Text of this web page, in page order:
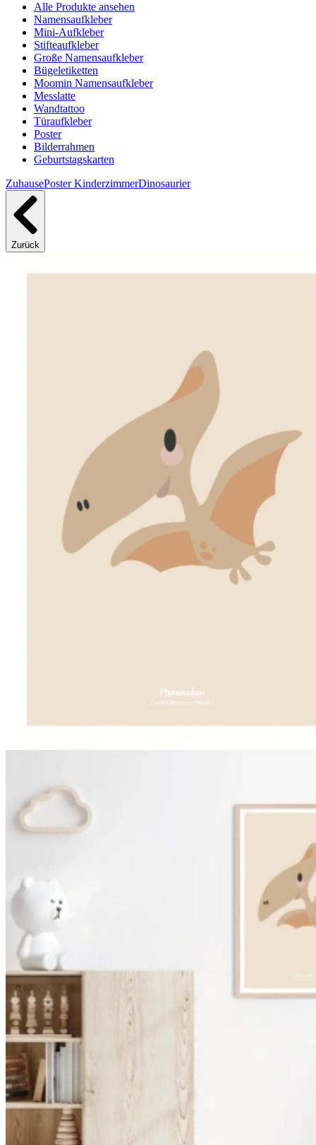
Alle Produkte ansehen
Namensaufkleber
Mini-Aufkleber
Stifteaufkleber
Große Namensaufkleber
Bügeletiketten
Moomin Namensaufkleber
Messlatte
Wandtattoo
Türaufkleber
Poster
Bilderrahmen
Geburtstagskarten
ZuhausePoster KinderzimmerDinosaurier
Zurück